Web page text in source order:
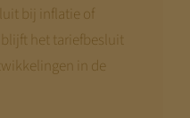
bij inflatie of
het tariefbesluit
in de